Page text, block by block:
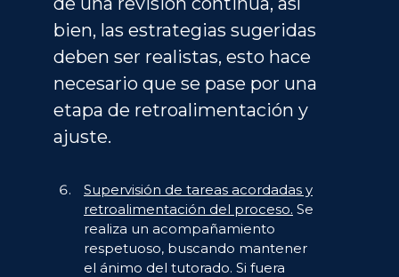
bien, las estrategias sugeridas
deben ser realistas, esto hace
necesario que se pase por una
etapa de retroalimentación y
ajuste.
Supervisión de tareas acordadas y
retroalimentación del proceso. Se
realiza un acompañamiento
respetuoso, buscando mantener
el ánimo del tutorado. Si fuera